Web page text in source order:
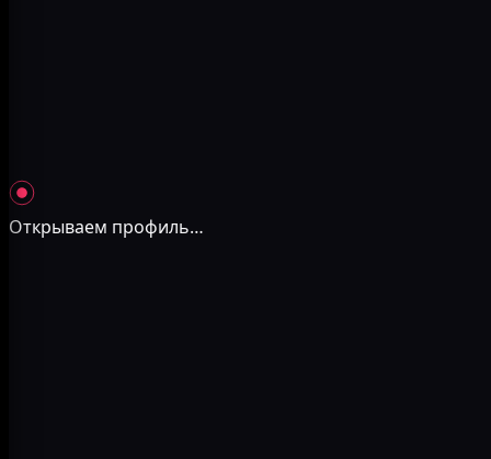
Открываем профиль…